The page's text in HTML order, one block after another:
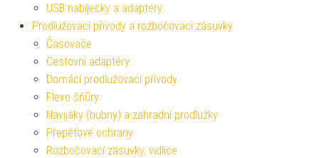
USB nabíječky a adaptéry
Prodlužovací přívody a rozbočovací zásuvky
Časovače
Cestovní adaptéry
Domácí prodlužovací přívody
Flexo šňůry
Navijáky (bubny) a zahradní prodlužky
Přepěťové ochrany
Rozbočovací zásuvky, vidlice